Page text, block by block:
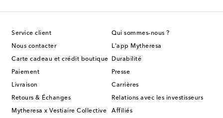
Service client
Nous contacter
Carte cadeau et crédit boutique
Paiement
Livraison
Retours & Échanges
Mytheresa x Vestiaire Collective
Qui sommes-nous ?
L'app Mytheresa
Durabilité
Presse
Carrières
Relations avec les investisseurs
Affiliés